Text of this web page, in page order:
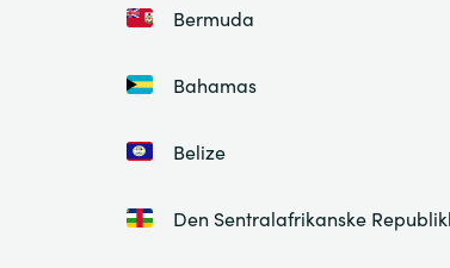
Bermuda
Bahamas
Belize
Den Sentralafrikanske